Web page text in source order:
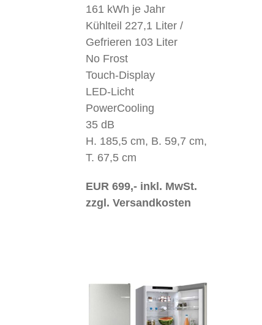
161 kWh je Jahr
Kühlteil 227,1 Liter /
Gefrieren 103 Liter
No Frost
Touch-Display
LED-Licht
PowerCooling
35 dB
H. 185,5 cm, B. 59,7 cm,
T. 67,5 cm
EUR 699,- inkl. MwSt.
zzgl. Versandkosten